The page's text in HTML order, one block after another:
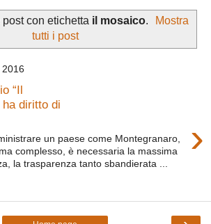
con etichetta il mosaico.
Mostra
tutti i post
“Il
diritto di
›
un paese come Montegranaro,
complesso, è necessaria la massima
la trasparenza tanto sbandierata ...